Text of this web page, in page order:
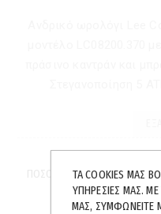
ΠΟΣΌΤΗΤΑ:ΤΑ COOKIES ΜΑΣ
ΥΠΗΡΕΣΊΕΣ ΜΑΣ.
ΜΑΣ, ΣΥΜΦΩΝΕΊΤΕ